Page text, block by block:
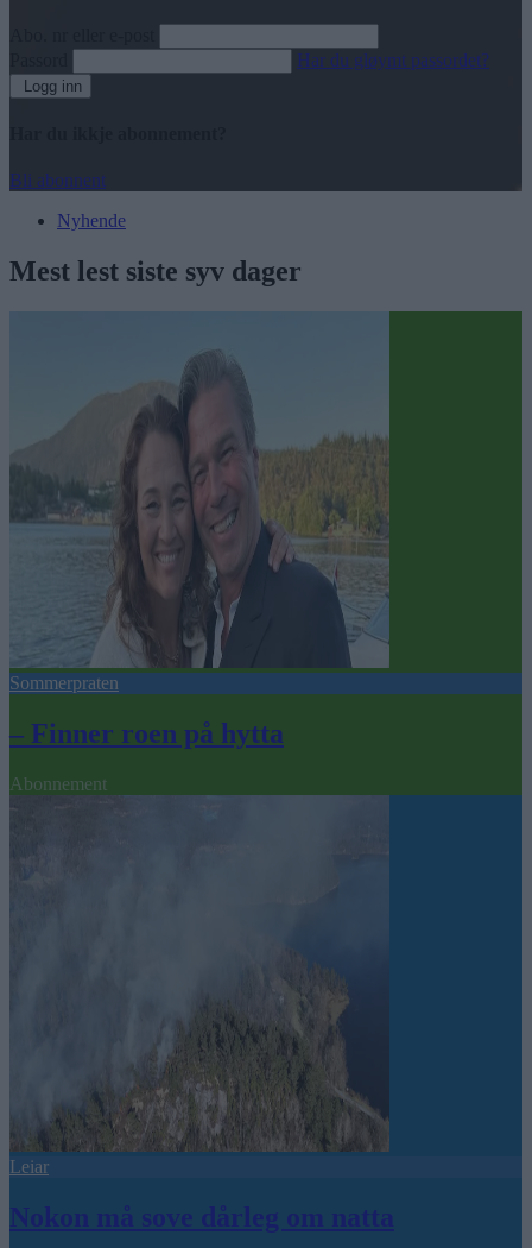
Har du gløymt passordet?
Logg inn
Bli abonnent
Nyhende
Mest lest siste syv dager
Sommerpraten
– Finner roen på hytta
Abonnement
Leiar
Nokon må sove dårleg om natta